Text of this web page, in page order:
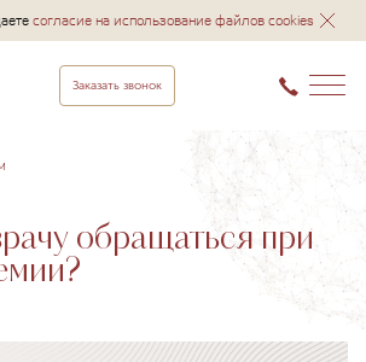
согласие на использование файлов cookies
Заказать звонок
обращаться при